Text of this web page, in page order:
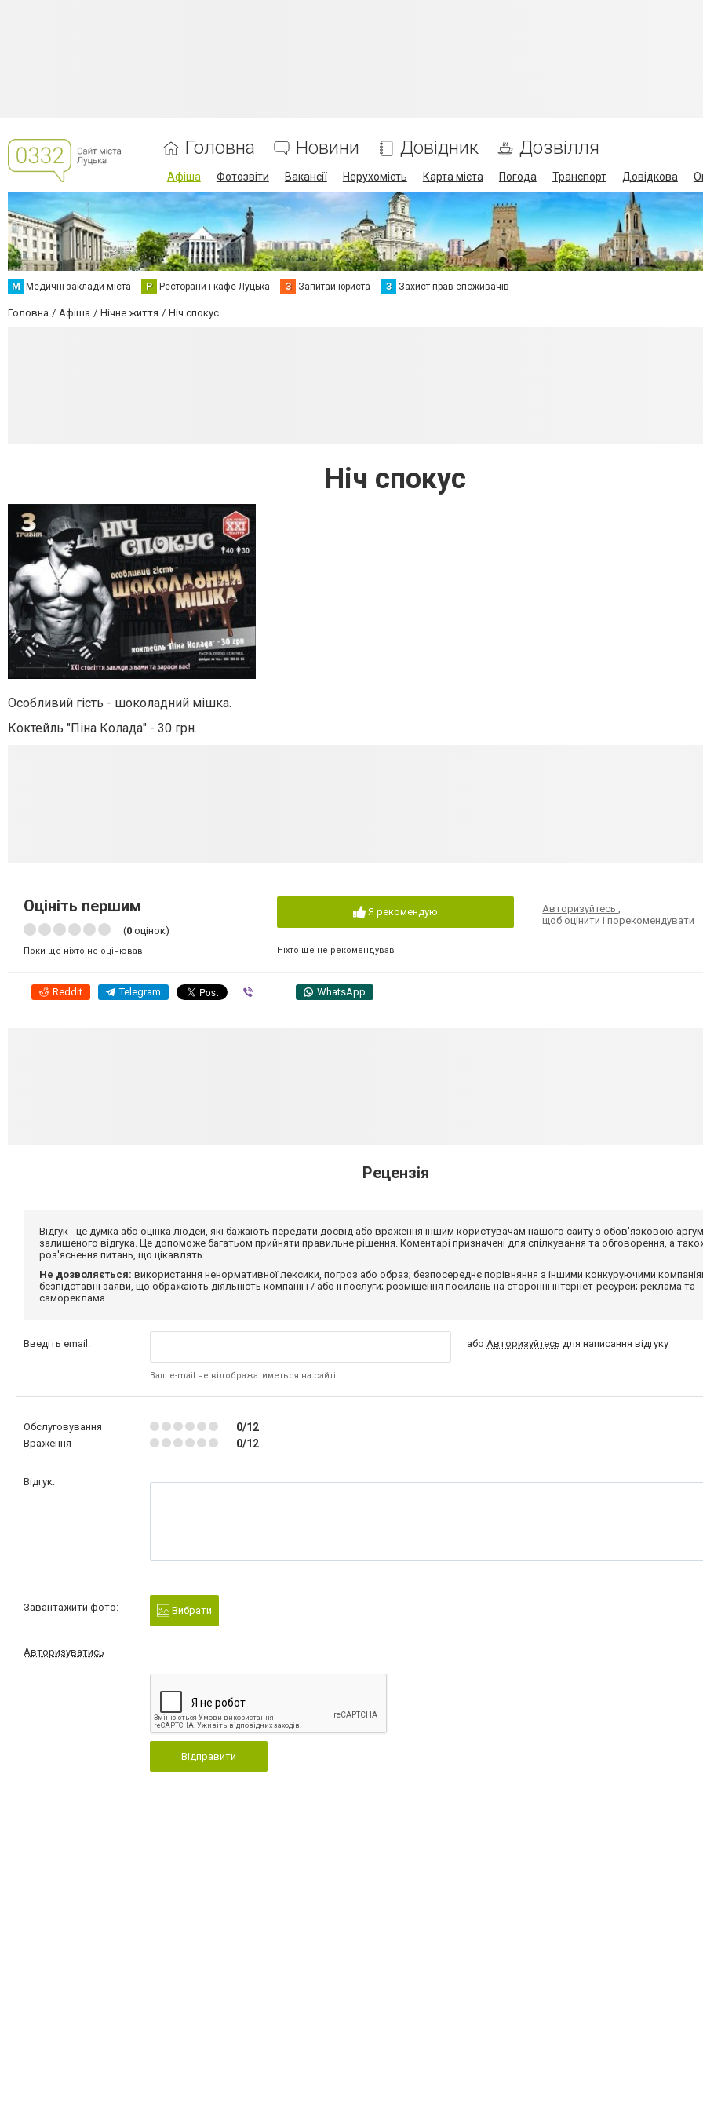
Головна Новини Довідник Дозвілля
Афіша Фотозвіти Вакансії Нерухомість Карта міста Погода Транспорт Довідкова
М Медичні заклади міста Р Ресторани і кафе Луцька З Запитай юриста З Захист прав споживачів
Головна Афіша Нічне життя Ніч спокус
Ніч спокус
Особливий гість - шоколадний мішка.
Коктейль "Піна Колада" - 30 грн.
Оцініть першим
(0 оцінок)
Поки ще ніхто не оцінював
Я рекомендую
Ніхто ще не рекомендував
Авторизуйтесь
щоб оцінити і порекомендувати
Reddit Telegram WhatsApp
Рецензія
Відгук - це думка або оцінка людей, які бажають передати досвід або враження іншим користувачам нашого сайту з обов'язковою
залишеного відгука. Це допоможе багатьом прийняти правильне рішення. Коментарі призначені для спілкування та обговорення, а
роз'яснення питань, що цікавлять.
Не дозволяється: використання ненормативної лексики, погроз або образ; безпосереднє порівняння з іншими конкуруючими
безпідставні заяви, що ображають діяльність компанії і / або її послуги; розміщення посилань на сторонні інтернет-ресурси; реклама та
самореклама.
Введіть email:
Ваш e-mail не відображатиметься на сайті
або Авторизуйтесь для написання відгуку
Обслуговування 0/12
Враження 0/12
Відгук:
Завантажити фото: Вибрати
Авторизуватись
Відправити